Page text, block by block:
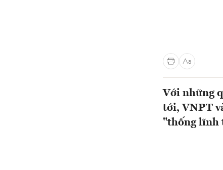
Với những
tới, VNPT
"thống lĩnh